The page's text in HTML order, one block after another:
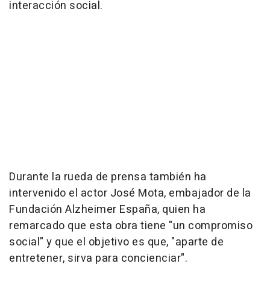
interacción social.
Durante la rueda de prensa también ha
intervenido el actor José Mota, embajador de la
Fundación Alzheimer España, quien ha
remarcado que esta obra tiene "un compromiso
social" y que el objetivo es que, "aparte de
entretener, sirva para concienciar".